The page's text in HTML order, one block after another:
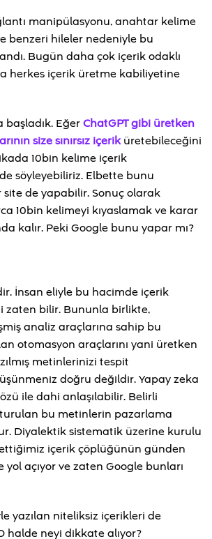
manipülasyonu, anahtar kelime
benzeri hileler nedeniyle bu
Bugün daha çok içerik odaklı
herkes içerik üretme kabiliyetine
EğerChatGPT gibi üretken
size sınırsız içeriküretebileceğini
10bin kelime içerik
söyleyebiliriz. Elbette bunu
de yapabilir. Sonuç olarak
10bin kelimeyi kıyaslamak ve karar
kalır. Peki Google bunu yapar mı?
İnsan eliyle bu hacimde içerik
zaten bilir. Bununla birlikte,
analiz araçlarına sahip bu
otomasyon araçlarını yani üretken
metinlerinizi tespit
doğru değildir. Yapay zeka
ile dahi anlaşılabilir. Belirli
bu metinlerin pazarlama
Diyalektik sistematik üzerine kurulu
içerik çöplüğünün günden
açıyor ve zaten Google bunları
yazılan niteliksiz içerikleri de
halde neyi dikkate alıyor?